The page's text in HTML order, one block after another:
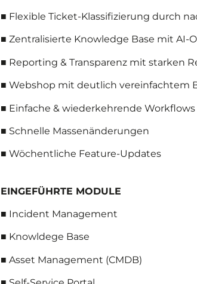
■ Flexible Ticket-Klassifizierung durch
■ Zentralisierte Knowledge Base mit
■ Reporting & Transparenz mit starken
■ Webshop mit deutlich vereinfachtem
■ Einfache & wiederkehrende Workflows
■ Schnelle Massenänderungen
■ Wöchentliche Feature-Updates
EINGEFÜHRTE MODULE
■ Incident Management
■ Knowldege Base
■ Asset Management (CMDB)